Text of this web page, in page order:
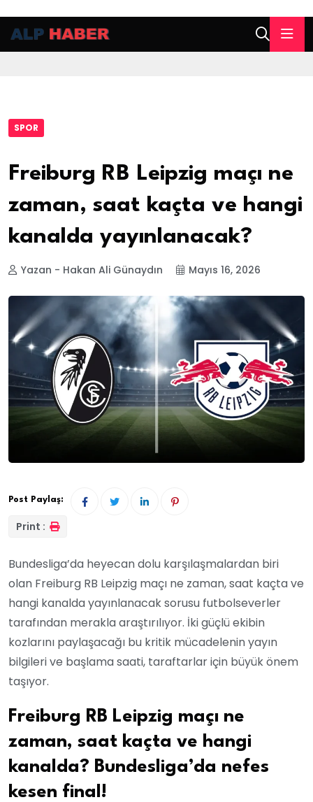
SPOR
Freiburg RB Leipzig maçı ne
zaman, saat kaçta ve hangi
kanalda yayınlanacak?
Yazan - Hakan Ali Günaydın Mayıs 16, 2026
Post Paylaş:
Print :
Bundesliga’da heyecan dolu karşılaşmalardan biri
olan Freiburg RB Leipzig maçı ne zaman, saat kaçta ve
hangi kanalda yayınlanacak sorusu futbolseverler
tarafından merakla araştırılıyor. İki güçlü ekibin
kozlarını paylaşacağı bu kritik mücadelenin yayın
bilgileri ve başlama saati, taraftarlar için büyük önem
taşıyor.
Freiburg RB Leipzig maçı ne
zaman, saat kaçta ve hangi
kanalda? Bundesliga’da nefes
kesen final!